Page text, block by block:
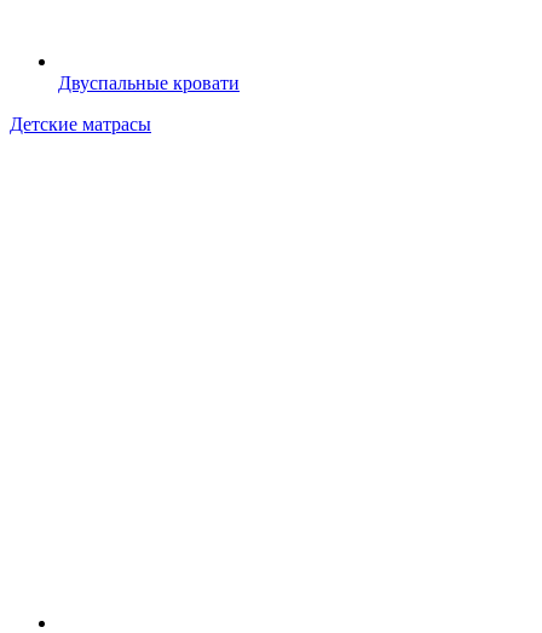
Двуспальные кровати
Детские матрасы